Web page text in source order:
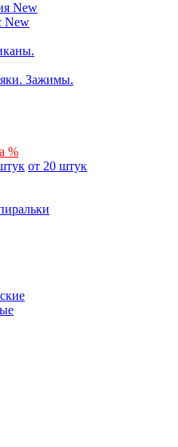
New
New
Зажимы.
%
от 20 штук